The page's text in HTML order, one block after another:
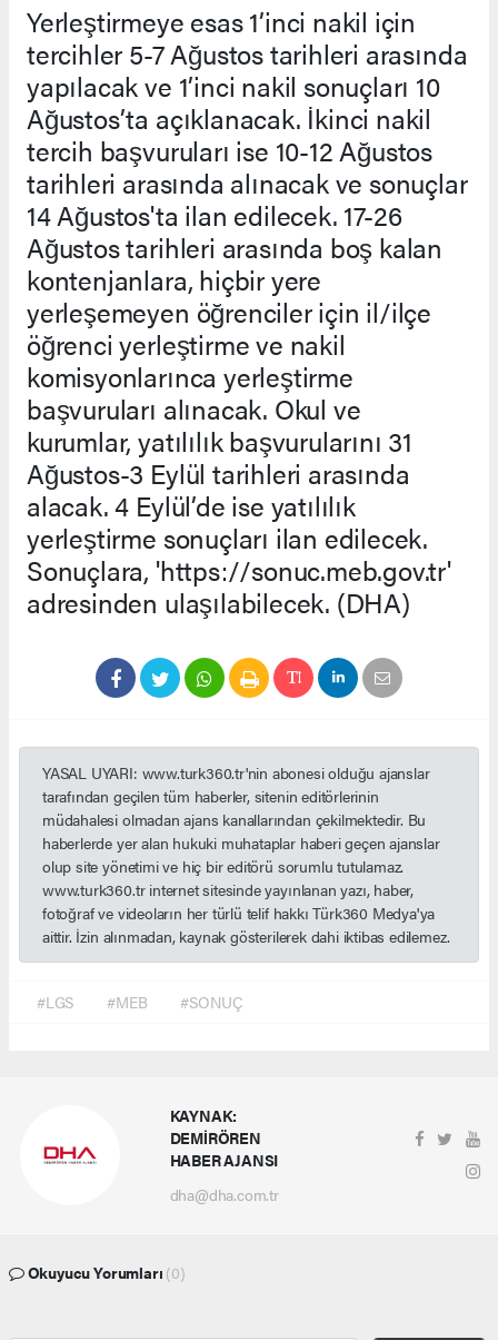
Yerleştirmeye esas 1’inci nakil için
tercihler 5-7 Ağustos tarihleri arasında
yapılacak ve 1’inci nakil sonuçları 10
Ağustos’ta açıklanacak. İkinci nakil
tercih başvuruları ise 10-12 Ağustos
tarihleri arasında alınacak ve sonuçlar
14 Ağustos'ta ilan edilecek. 17-26
Ağustos tarihleri arasında boş kalan
kontenjanlara, hiçbir yere
yerleşemeyen öğrenciler için il/ilçe
öğrenci yerleştirme ve nakil
komisyonlarınca yerleştirme
başvuruları alınacak. Okul ve
kurumlar, yatılılık başvurularını 31
Ağustos-3 Eylül tarihleri arasında
alacak. 4 Eylül’de ise yatılılık
yerleştirme sonuçları ilan edilecek.
Sonuçlara, 'https://sonuc.meb.gov.tr'
adresinden ulaşılabilecek. (DHA)
YASAL UYARI: www.turk360.tr'nin abonesi olduğu ajanslar
tarafından geçilen tüm haberler, sitenin editörlerinin
müdahalesi olmadan ajans kanallarından çekilmektedir. Bu
haberlerde yer alan hukuki muhataplar haberi geçen ajanslar
olup site yönetimi ve hiç bir editörü sorumlu tutulamaz.
www.turk360.tr internet sitesinde yayınlanan yazı, haber,
fotoğraf ve videoların her türlü telif hakkı Türk360 Medya'ya
aittir. İzin alınmadan, kaynak gösterilerek dahi iktibas edilemez.
#LGS #MEB #SONUÇ
KAYNAK:
DEMİRÖREN
HABER AJANSI
dha@dha.com.tr
Okuyucu Yorumları (0)